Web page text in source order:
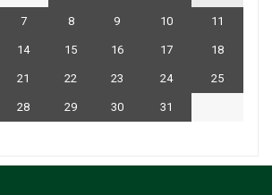
7 8 9 10 11
14 15 16 17 18
21 22 23 24 25
28 29 30
31